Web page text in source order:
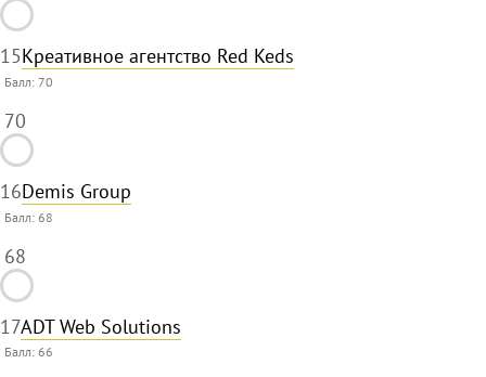
15Креативное агентство Red Keds
Балл:70
70
16Demis Group
Балл:68
68
17ADT Web Solutions
Балл:66